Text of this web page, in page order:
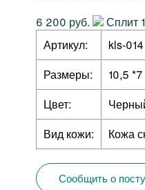
6 200 руб.
Сплит
Артикул:
kls-014
Размеры:
10,5
Цвет:
Вид кожи:
Кожа
Сообщить о